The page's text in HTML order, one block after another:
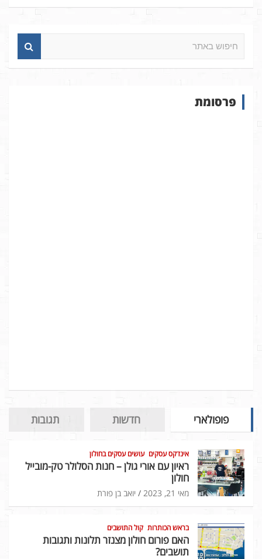
א
פרסומת
פופולארי חדשות תגובות
אינדקס עסקים עושים עסקים בחולון
ראיון עם אורי גולן – חנות הסלולר טק-מובייל
חולון
מאי 21, 2023 יואב בן פורת
בראש הכותרות קול התושבים
האם פורום חולון מצנזר תלונות ותגובות
תושבים?